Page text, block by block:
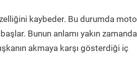
kaybeder. Bu durumda
Bunun anlamı yakın zamanda
akmaya karşı gösterdiği iç